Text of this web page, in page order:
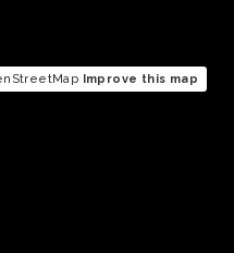
Improve this map